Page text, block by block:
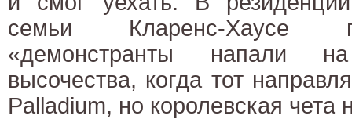
семьи Кларенс-Хаусе
«демонстранты напали
высочества, когда тот
Palladium, но королевская чета